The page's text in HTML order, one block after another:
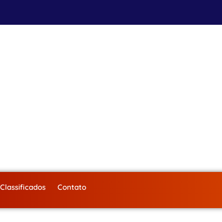
Classificados Contato